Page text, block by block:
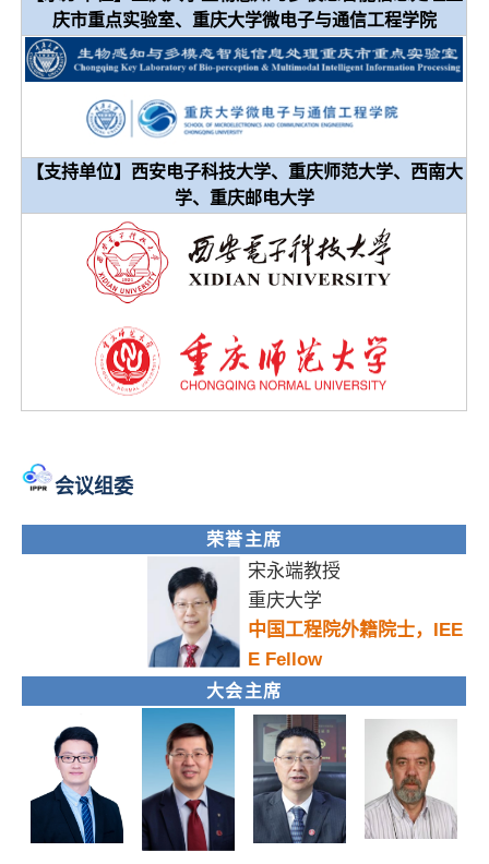
庆市重点实验室、重庆大学微电子与通信工程学院
【支持单位】西安电子科技大学、重庆师范大学、西南大
学、重庆邮电大学
会议组委
荣誉主席
宋永端教授
重庆大学
中国工程院外籍院士，IEE
E Fellow
大会主席